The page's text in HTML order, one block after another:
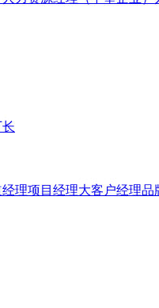
理项目经理大客户经理品